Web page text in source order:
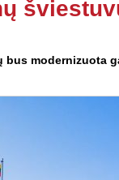
modernizuota